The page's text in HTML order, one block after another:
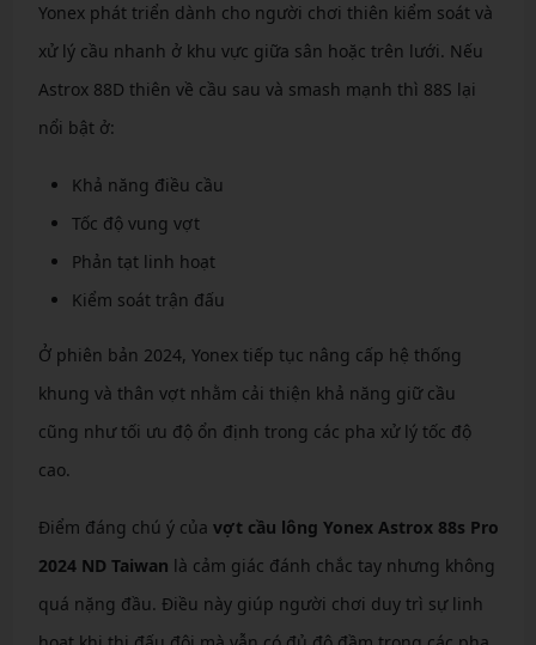
Yonex phát triển dành cho người chơi thiên kiểm soát và
xử lý cầu nhanh ở khu vực giữa sân hoặc trên lưới. Nếu
Astrox 88D thiên về cầu sau và smash mạnh thì 88S lại
nổi bật ở:
Khả năng điều cầu
Tốc độ vung vợt
Phản tạt linh hoạt
Kiểm soát trận đấu
Ở phiên bản 2024, Yonex tiếp tục nâng cấp hệ thống
khung và thân vợt nhằm cải thiện khả năng giữ cầu
cũng như tối ưu độ ổn định trong các pha xử lý tốc độ
cao.
Điểm đáng chú ý của vợt cầu lông Yonex Astrox 88s Pro
2024 ND Taiwan là cảm giác đánh chắc tay nhưng không
quá nặng đầu. Điều này giúp người chơi duy trì sự linh